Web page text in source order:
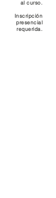
al curso.
Inscripción
presencial
requerida.